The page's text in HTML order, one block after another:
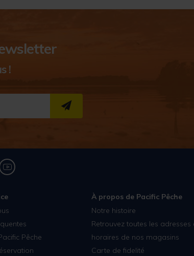
!
S''INSCRIRE
Pêche
À propos de Pacific Pêche
Notre histoire
Retrouvez toutes les adresses
horaires de nos magasins
Carte de fidelité